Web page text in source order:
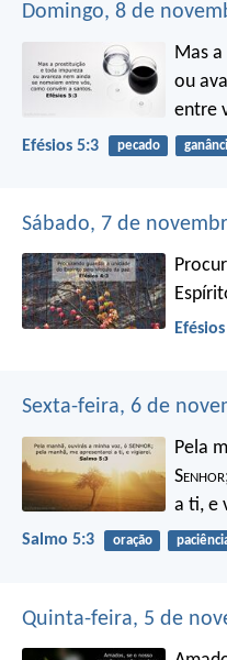
Domingo, 8 de
Mas
ou
entre
Efésios 5:3 pecado
Sábado, 7 de
Sexta-feira, 6 de
Pela
Senhor
a ti, e
Salmo 5:3 oração
Quinta-feira, 5 de